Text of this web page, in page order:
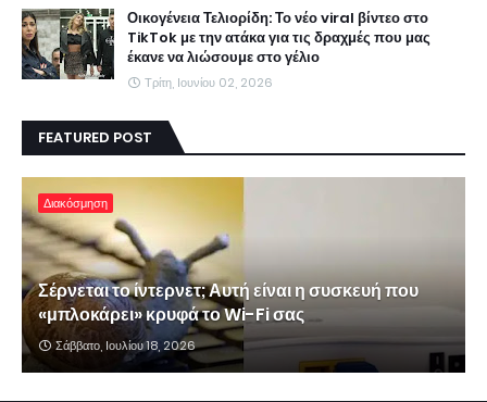
Οικογένεια Τελιορίδη: Το νέο viral βίντεο στο
TikTok με την ατάκα για τις δραχμές που μας
έκανε να λιώσουμε στο γέλιο
Τρίτη, Ιουνίου 02, 2026
FEATURED POST
Διακόσμηση
Σέρνεται το ίντερνετ; Αυτή είναι η συσκευή που
«μπλοκάρει» κρυφά το Wi-Fi σας
Σάββατο, Ιουλίου 18, 2026